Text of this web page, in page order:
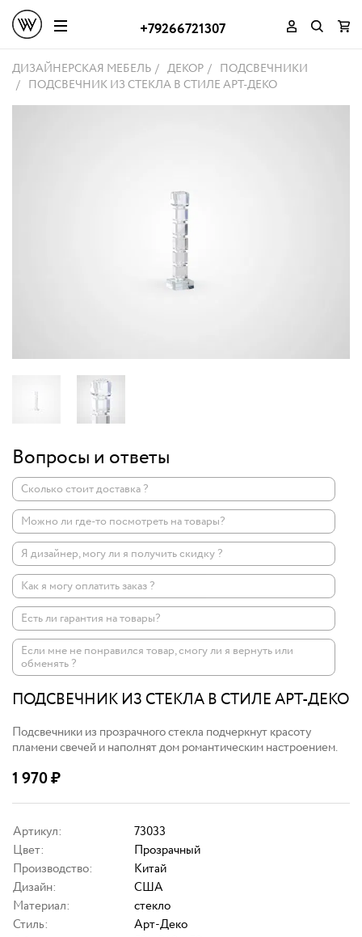
+79266721307
ДИЗАЙНЕРСКАЯ МЕБЕЛЬ ДЕКОР
ПОДСВЕЧНИКИ
ПОДСВЕЧНИК ИЗ СТЕКЛА В СТИЛЕ АРТ-ДЕКО
Вопросы и ответы
Сколько стоит доставка ?
Можно ли где-то посмотреть на товары?
Я дизайнер, могу ли я получить скидку ?
Как я могу оплатить заказ ?
Есть ли гарантия на товары?
Если мне не понравился товар, смогу ли я вернуть или
обменять ?
ПОДСВЕЧНИК ИЗ СТЕКЛА В СТИЛЕ АРТ-ДЕКО
Подсвечники из прозрачного стекла подчеркнут красоту
пламени свечей и наполнят дом романтическим настроением.
1 970₽
Артикул:
73033
Цвет:
Прозрачный
Производство:
Китай
Дизайн:
США
Материал:
стекло
Стиль:
Арт-Деко